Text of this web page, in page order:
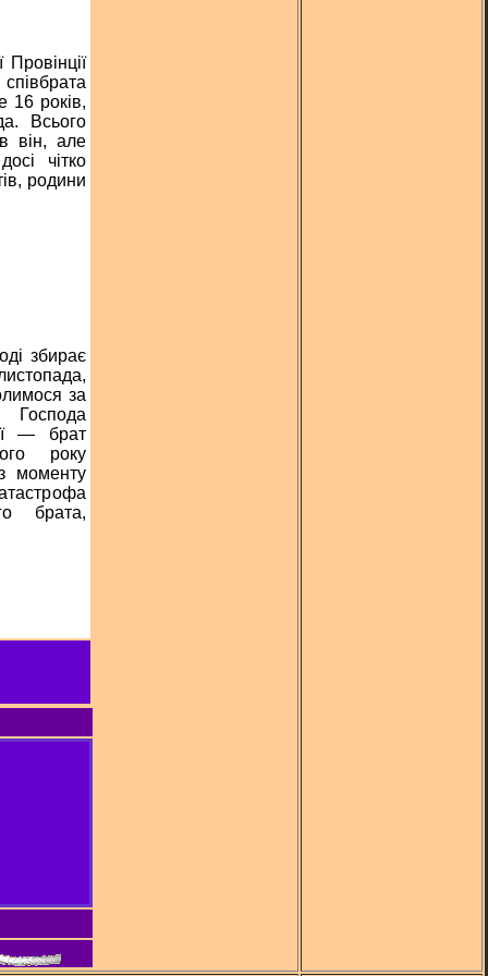
16 років,
Всього
він, але
чітко
родини
збирає
за
— брат
року
моменту
брата,